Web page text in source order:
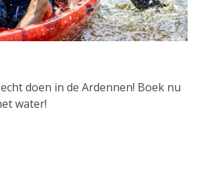
doen in de Ardennen! Boek nu
water!